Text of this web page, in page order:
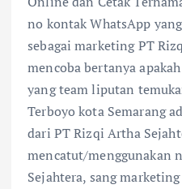
no kontak WhatsApp
sebagai marketing PT
mencoba bertanya
yang team liputan
Terboyo kota Semarang
dari PT Rizqi Artha
mencatut/menggunakan
Sejahtera, sang